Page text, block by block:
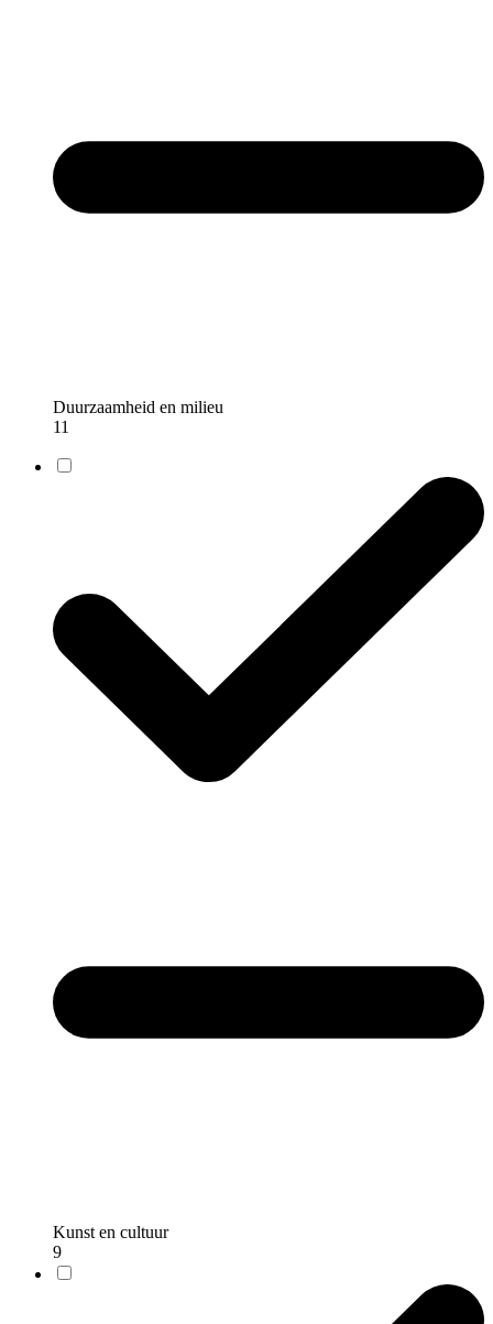
Duurzaamheid en milieu
11
Kunst en cultuur
9